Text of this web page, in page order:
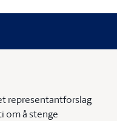
representantforslag
om å stenge